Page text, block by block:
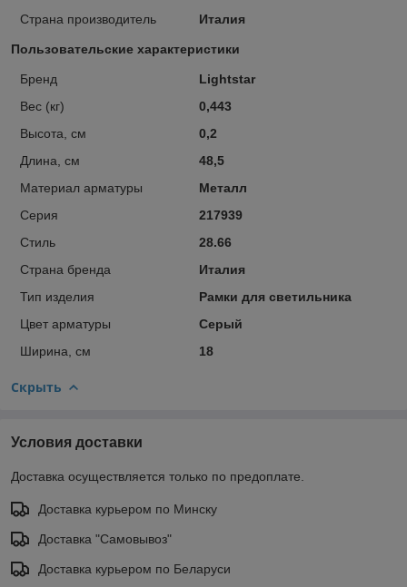
Страна производитель
Италия
Пользовательские характеристики
Бренд
Lightstar
Вес (кг)
0,443
Высота, см
0,2
Длина, см
48,5
Материал арматуры
Металл
Серия
217939
Стиль
28.66
Страна бренда
Италия
Тип изделия
Рамки для светильника
Цвет арматуры
Серый
Ширина, см
18
Скрыть
Условия доставки
Доставка осуществляется только по предоплате.
Доставка курьером по Минску
Доставка "Самовывоз"
Доставка курьером по Беларуси